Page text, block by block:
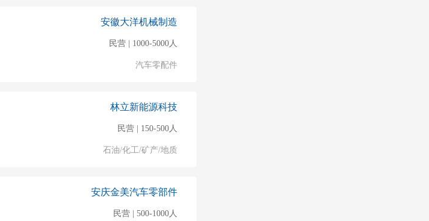
安徽大洋机械制造
民营 | 1000-5000人
汽车零配件
林立新能源科技
民营 | 150-500人
石油/化工/矿产/地质
安庆金美汽车零部件
民营 | 500-1000人